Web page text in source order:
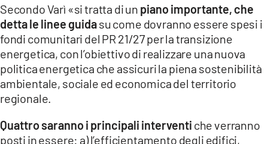
CATANZAROCHANNEL.IT
LACAPITALENEWS.IT
App
ANDROID
APPLE
Secondo Varì «si tratta di un piano importante, che
detta le linee guidasu come dovranno essere spesi i
fondi comunitari del PR 21/27 per la transizione
energetica, con l’obiettivo di realizzare una nuova
politica energetica che assicuri la piena sostenibilità
ambientale, sociale ed economica del territorio
regionale.
Quattro saranno i principali interventi che verranno
posti in essere: a) l’efficientamento degli edifici,